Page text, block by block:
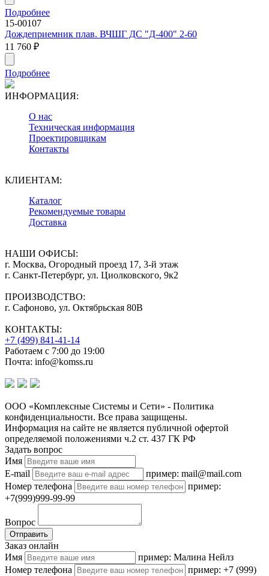
Подробнее
15-00107
Дождеприемник плав. ВЧШГ ДС "Д-400" 2-60
11 760 ₽
Подробнее
ИНФОРМАЦИЯ:
О нас
Техническая информация
Проектировщикам
Контакты
КЛИЕНТАМ:
Каталог
Рекомендуемые товары
Доставка
НАШИ ОФИСЫ:
г. Москва, Огородный проезд 17, 3-й этаж
г. Санкт-Петербург, ул. Циолковского, 9к2
ПРОИЗВОДСТВО:
г. Сафоново, ул. Октябрьская 80В
КОНТАКТЫ:
+7 (499) 841-41-14
Работаем с 7:00 до 19:00
Почта: info@komss.ru
ООО «Комплексные Системы и Сети» - Политика
конфиденциальности. Все права защищены.
Информация на сайте не является публичной офертой
определяемой положениями ч.2 ст. 437 ГК РФ
Задать вопрос
Имя
E-mail
пример: mail@mail.com
Номер телефона
пример:
+7(999)999-99-99
Вопрос
Отправить
Заказ онлайн
Имя
пример: Малина Нейлз
Номер телефона
пример: +7 (999)